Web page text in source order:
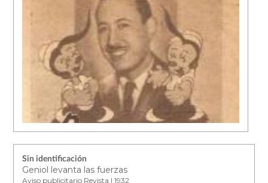
Sin identificación
Geniol levanta las fuerzas
Aviso publicitario Revista | 1932